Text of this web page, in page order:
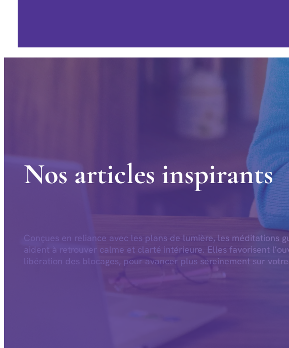
Nos articles inspirants
Conçues en reliance avec les plans de lumière, les méditations
aident à retrouver calme et clarté intérieure. Elles favorisent
libération des blocages, pour avancer plus sereinement sur votre